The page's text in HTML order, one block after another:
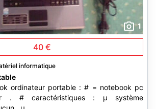
1
40 €
informatique
ordinateur portable : # = notebook pc
. # caractéristiques : µ système